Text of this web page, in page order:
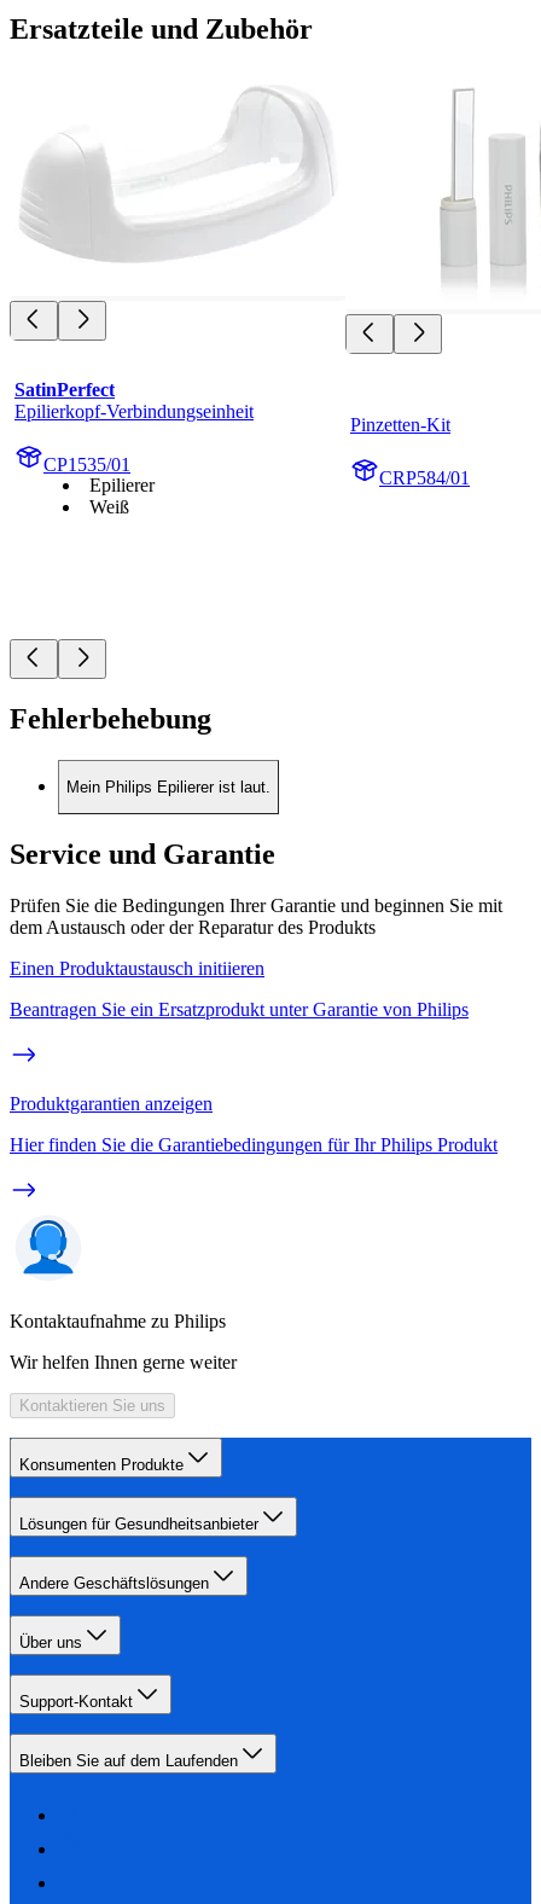
Ersatzteile und Zubehör
SatinPerfect
Epilierkopf-Verbindungseinheit
CP1535/01
Epilierer
Weiß
Pinzetten-Kit
CRP584/01
Fehlerbehebung
Mein Philips Epilierer ist laut.
Service und Garantie
Prüfen Sie die Bedingungen Ihrer Garantie und beginnen Sie mit
dem Austausch oder der Reparatur des Produkts
Einen Produktaustausch initiieren
Beantragen Sie ein Ersatzprodukt unter Garantie von Philips
Produktgarantien anzeigen
Hier finden Sie die Garantiebedingungen für Ihr Philips Produkt
Kontaktaufnahme zu Philips
Wir helfen Ihnen gerne weiter
Kontaktieren Sie uns
Konsumenten Produkte
Lösungen für Gesundheitsanbieter
Andere Geschäftslösungen
Über uns
Support-Kontakt
Bleiben Sie auf dem Laufenden